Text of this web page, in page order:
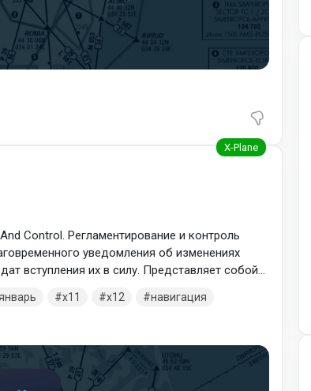
Control. Регламентирование и контроль
уведомления об изменениях
вступления их в силу. Представляет собой
с этим графиком, аэронавигационная
образом, в каждом году 13
x11 x12
навигация